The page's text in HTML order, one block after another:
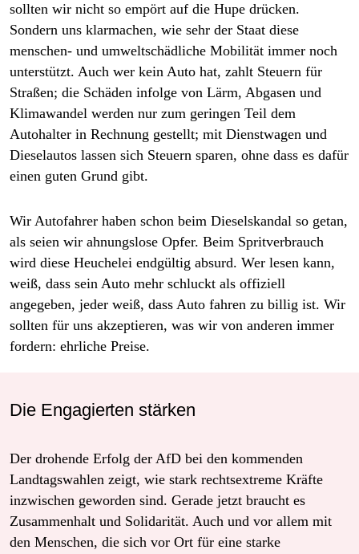
sollten wir nicht so empört auf die Hupe drücken.
Sondern uns klarmachen, wie sehr der Staat diese
menschen- und umweltschädliche Mobilität immer noch
unterstützt. Auch wer kein Auto hat, zahlt Steuern für
Straßen; die Schäden infolge von Lärm, Abgasen und
Klimawandel werden nur zum geringen Teil dem
Autohalter in Rechnung gestellt; mit Dienstwagen und
Dieselautos lassen sich Steuern sparen, ohne dass es dafür
einen guten Grund gibt.
Wir Autofahrer haben schon beim ­Dieselskandal so getan,
als seien wir ahnungslose Opfer. Beim Spritverbrauch
wird diese Heuchelei endgültig absurd. Wer lesen kann,
weiß, dass sein Auto mehr schluckt als offiziell
angegeben, jeder weiß, dass Auto fahren zu billig ist. Wir
sollten für uns akzeptieren, was wir von anderen immer
fordern: ehrliche Preise.
Die Engagierten stärken
Der drohende Erfolg der AfD bei den kommenden
Landtagswahlen zeigt, wie stark rechtsextreme Kräfte
inzwischen geworden sind. Gerade jetzt braucht es
Zusammenhalt und Solidarität. Auch und vor allem mit
den Menschen, die sich vor Ort für eine starke